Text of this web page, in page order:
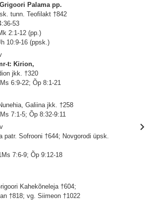
Palama pp.
tunn. Teofilakt †842
53
2:1-12 (pp.)
10:9-16 (ppsk.)
t: Kirion,
jkk. †320
6:9-22; Õp 8:1-21
Galiina jkk. †258
7:1-5; Õp 8:32-9:11
patr. Sofrooni †644; Novgorodi üpsk.
7:6-9; Õp 9:12-18
Kahekõneleja †604;
†818; vg. Siimeon †1022